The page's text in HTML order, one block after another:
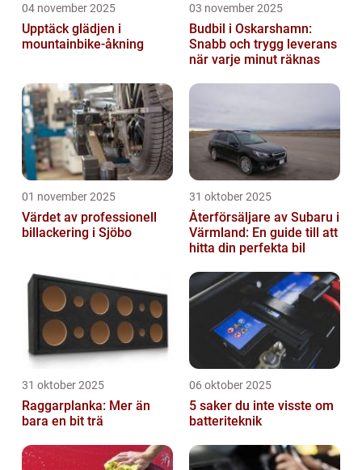
04 november 2025
Upptäck glädjen i
mountainbike-åkning
03 november 2025
Budbil i Oskarshamn:
Snabb och trygg leverans
när varje minut räknas
01 november 2025
Värdet av professionell
billackering i Sjöbo
31 oktober 2025
Återförsäljare av Subaru i
Värmland: En guide till att
hitta din perfekta bil
31 oktober 2025
Raggarplanka: Mer än
bara en bit trä
06 oktober 2025
5 saker du inte visste om
batteriteknik